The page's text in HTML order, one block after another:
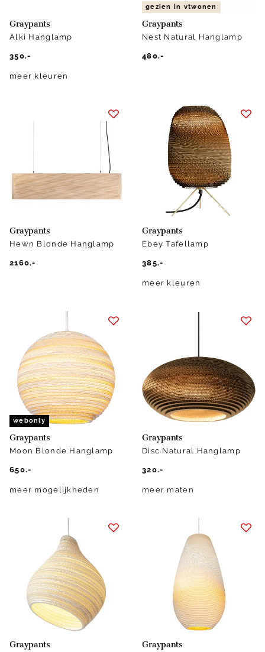
Graypants
Alki Hanglamp
350.-
meer kleuren
gezien in vtwonen
Graypants
Nest Natural Hanglamp
480.-
Graypants
Hewn Blonde Hanglamp
2160.-
Graypants
Ebey Tafellamp
385.-
meer kleuren
webonly
Graypants
Moon Blonde Hanglamp
650.-
meer mogelijkheden
Graypants
Disc Natural Hanglamp
320.-
meer maten
Graypants Graypants